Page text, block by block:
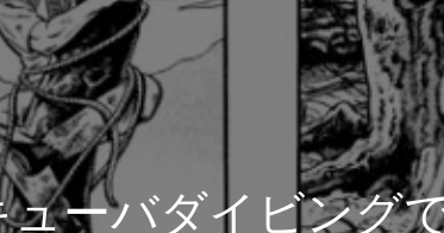
ーバダイビング